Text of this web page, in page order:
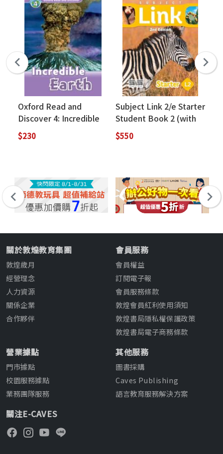
Oxford Read and
Discover 4: Incredible
Earth (Book Only)
$230
Subject Link 2/e Starter
Student Book 2 (with
workbook)
$550
關於敦煌教育集團
敦煌歲月
經營理念
人力資源
關係企業
合作夥伴
會員服務
會員權益
訂閱電子報
會員服務條款
敦煌會員紅利使用須知
敦煌書局隱私權保護政策
敦煌書局電子商務條款
營業據點
門市據點
校園服務據點
業務團隊服務
其他服務
圖書採購
Caves Publishing
語言教育服務解決方案
關注E-CAVES